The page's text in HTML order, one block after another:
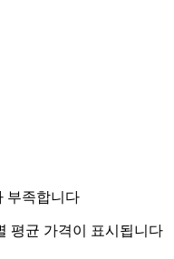
부족합니다
평균 가격이 표시됩니다